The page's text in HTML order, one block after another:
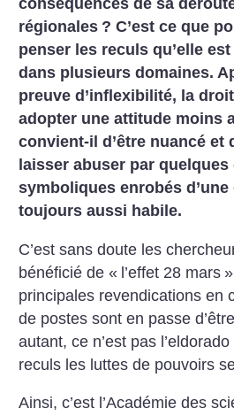
conséquences de sa
régionales ? C’est ce que
penser les reculs qu’elle
dans plusieurs domaines.
preuve d’inflexibilité, la
adopter une attitude moins
convient-il d’être nuancé et
laisser abuser par quelques
symboliques enrobés
toujours aussi habile.
C’est sans doute les
bénéficié de « l’effet 28 mars
principales revendications en
de postes sont en passe
autant, ce n’est pas
reculs les luttes de pouvoirs
Ainsi, c’est l’Académie des